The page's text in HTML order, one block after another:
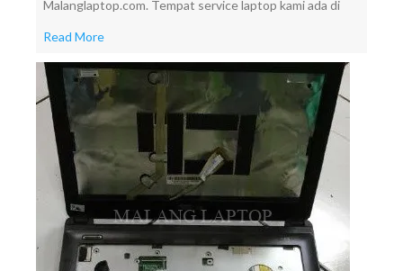
Malanglaptop.com. Tempat service laptop kami ada di
Read More